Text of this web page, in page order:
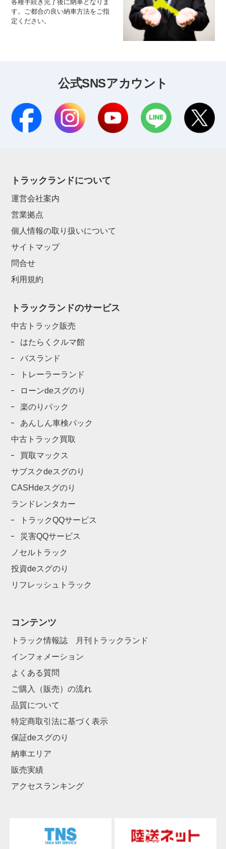
各種手続き完了後に納車となりま
す。ご都合の良い納車方法をご指
定ください。
公式SNSアカウント
トラックランドについて
運営会社案内
営業拠点
個人情報の取り扱いについて
サイトマップ
問合せ
利用規約
トラックランドのサービス
中古トラック販売
はたらくクルマ館
バスランド
トレーラーランド
ローンdeスグのり
楽のりパック
あんしん車検パック
中古トラック買取
買取マックス
サブスクdeスグのり
CASHdeスグのり
ランドレンタカー
トラックQQサービス
災害QQサービス
ノセルトラック
投資deスグのり
リフレッシュトラック
コンテンツ
トラック情報誌 月刊トラックランド
インフォメーション
よくある質問
ご購入（販売）の流れ
品質について
特定商取引法に基づく表示
保証deスグのり
納車エリア
販売実績
アクセスランキング